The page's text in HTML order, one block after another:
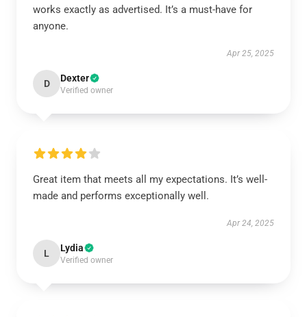
works exactly as advertised. It’s a must-have for
anyone.
Apr 25, 2025
D Dexter
Verified owner
Great item that meets all my expectations. It’s well-
made and performs exceptionally well.
Apr 24, 2025
L Lydia
Verified owner